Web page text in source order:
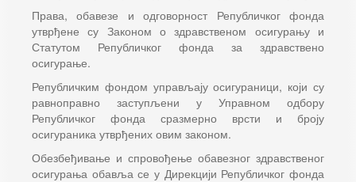
Права, обавезе и одговорност Републичког фонда
утврђене су Законом о здравственом осигурању и
Статутом Републичког фонда за здравствено
осигурање.
Републичким фондом управљају осигураници, који су
равноправно заступљени у Управном одбору
Републичког фонда сразмерно врсти и броју
осигураника утврђених овим законом.
Обезбеђивање и спровођење обавезног здравственог
осигурања обавља се у Дирекцији Републичког фонда